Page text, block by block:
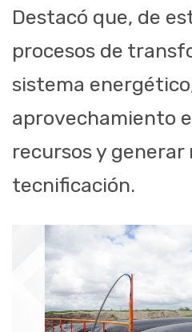
Destacó que, de
procesos de
sistema
aprovechamiento
recursos y generar
tecnificación.